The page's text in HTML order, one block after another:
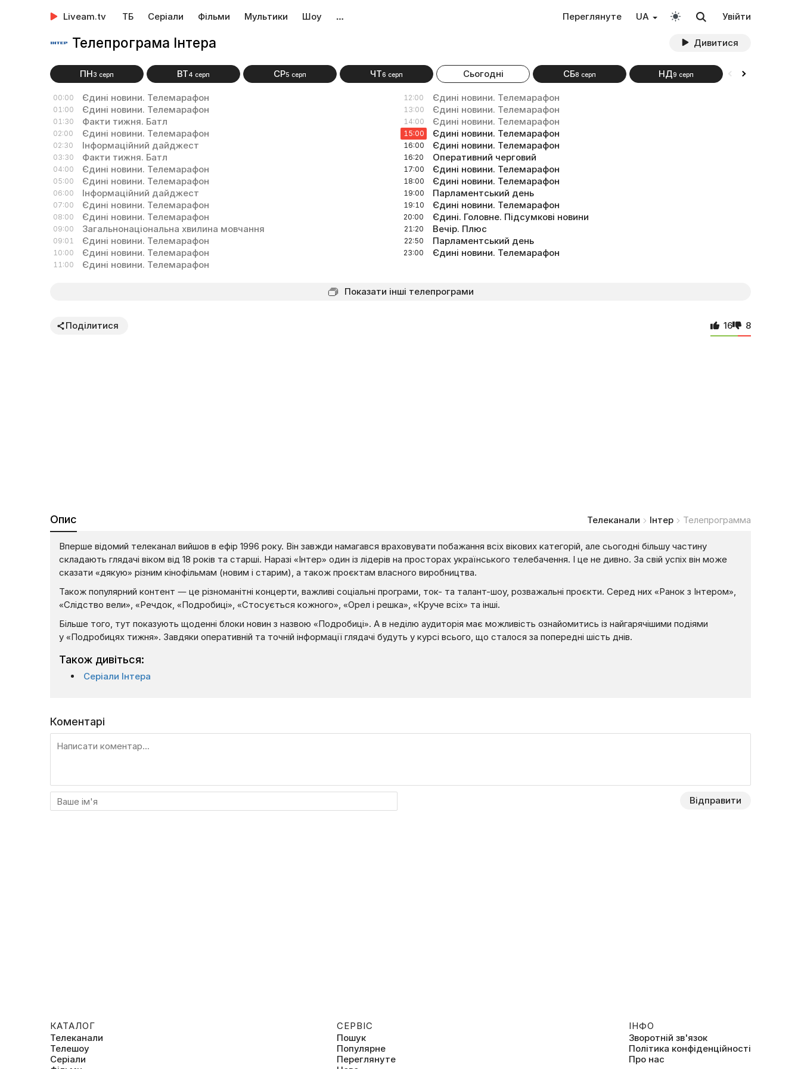
Liveam.tv ТБ Серіали Фільми Мультики Шоу … Переглянуте UA Увійти
Телепрограма Інтера Дивитися
ПН3 серп ВТ4 серп СР5 серп ЧТ6 серп Сьогодні СБ8 серп НД9 серп
00:00 Єдині новини. Телемарафон
01:00 Єдині новини. Телемарафон
01:30 Факти тижня. Батл
02:00 Єдині новини. Телемарафон
02:30 Інформаційний дайджест
03:30 Факти тижня. Батл
04:00 Єдині новини. Телемарафон
05:00 Єдині новини. Телемарафон
06:00 Інформаційний дайджест
07:00 Єдині новини. Телемарафон
08:00 Єдині новини. Телемарафон
09:00 Загальнонаціональна хвилина мовчання
09:01 Єдині новини. Телемарафон
10:00 Єдині новини. Телемарафон
11:00 Єдині новини. Телемарафон
12:00 Єдині новини. Телемарафон
13:00 Єдині новини. Телемарафон
14:00 Єдині новини. Телемарафон
15:00 Єдині новини. Телемарафон
16:00 Єдині новини. Телемарафон
16:20 Оперативний черговий
17:00 Єдині новини. Телемарафон
18:00 Єдині новини. Телемарафон
19:00 Парламентський день
19:10 Єдині новини. Телемарафон
20:00 Єдині. Головне. Підсумкові новини
21:20 Вечір. Плюс
22:50 Парламентський день
23:00 Єдині новини. Телемарафон
Показати інші телепрограми
Поділитися 16 8
Опис Телеканали Інтер Телепрограмма
Вперше відомий телеканал вийшов в ефір 1996 року. Він завжди намагався враховувати побажання всіх вікових категорій, але сьогодні більшу частину
складають глядачі віком від 18 років та старші. Наразі «Інтер» один із лідерів на просторах українського телебачення. І це не дивно. За свій успіх він може
сказати «дякую» різним кінофільмам (новим і старим), а також проєктам власного виробництва.
Також популярний контент — це різноманітні концерти, важливі соціальні програми, ток- та талант-шоу, розважальні проєкти. Серед них «Ранок з Інтером»,
«Слідство вели», «Речдок, «Подробиці», «Стосується кожного», «Орел і решка», «Круче всіх» та інші.
Більше того, тут показують щоденні блоки новин з назвою «Подробиці». А в неділю аудиторія має можливість ознайомитись із найгарячішими подіями
у «Подробицях тижня». Завдяки оперативній та точній інформації глядачі будуть у курсі всього, що сталося за попередні шість днів.
Також дивіться:
Серіали Інтера
Коментарі
Відправити
КАТАЛОГ
Телеканали
Телешоу
Серіали
СЕРВІС
Пошук
Популярне
Переглянуте
ІНФО
Зворотній зв'язок
Політика конфіденційності
Про нас